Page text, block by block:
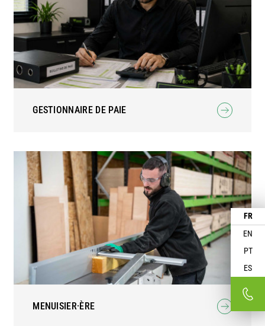
FR
EN
PT
ES
GESTIONNAIRE DE PAIE
MENUISIER·ÈRE